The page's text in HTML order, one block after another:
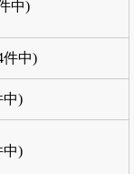
中)
件中)
中)
中)